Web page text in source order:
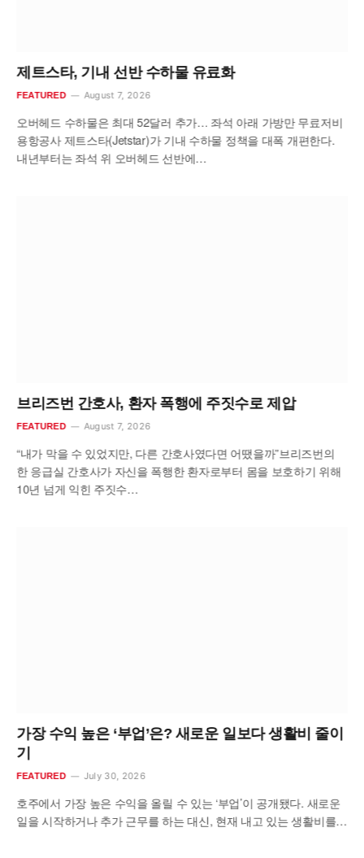
제트스타, 기내 선반 수하물 유료화
FEATURED August 7, 2026
오버헤드 수하물은 최대 52달러 추가… 좌석 아래 가방만 무료저비
용항공사 제트스타(Jetstar)가 기내 수하물 정책을 대폭 개편한다.
내년부터는 좌석 위 오버헤드 선반에…
브리즈번 간호사, 환자 폭행에 주짓수로 제압
FEATURED August 7, 2026
“내가 막을 수 있었지만, 다른 간호사였다면 어땠을까”브리즈번의
한 응급실 간호사가 자신을 폭행한 환자로부터 몸을 보호하기 위해
10년 넘게 익힌 주짓수…
가장 수익 높은 ‘부업’은? 새로운 일보다 생활비 줄이
기
FEATURED July 30, 2026
호주에서 가장 높은 수익을 올릴 수 있는 ‘부업’이 공개됐다. 새로운
일을 시작하거나 추가 근무를 하는 대신, 현재 내고 있는 생활비를…